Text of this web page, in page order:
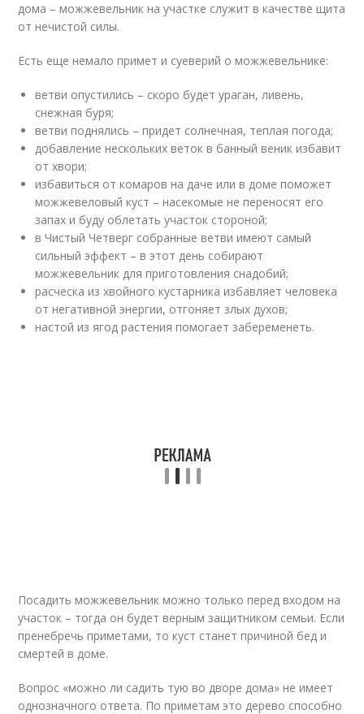
дома – можжевельник на участке служит в качестве щита
от нечистой силы.
Есть еще немало примет и суеверий о можжевельнике:
ветви опустились – скоро будет ураган, ливень,
снежная буря;
ветви поднялись – придет солнечная, теплая погода;
добавление нескольких веток в банный веник избавит
от хвори;
избавиться от комаров на даче или в доме поможет
можжевеловый куст – насекомые не переносят его
запах и буду облетать участок стороной;
в Чистый Четверг собранные ветви имеют самый
сильный эффект – в этот день собирают
можжевельник для приготовления снадобий;
расческа из хвойного кустарника избавляет человека
от негативной энергии, отгоняет злых духов;
настой из ягод растения помогает забеременеть.
Посадить можжевельник можно только перед входом на
участок – тогда он будет верным защитником семьи. Если
пренебречь приметами, то куст станет причиной бед и
смертей в доме.
Вопрос «можно ли садить тую во дворе дома» не имеет
однозначного ответа. По приметам это дерево способно